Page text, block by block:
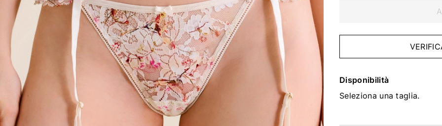
Disponibilità
Seleziona una taglia.